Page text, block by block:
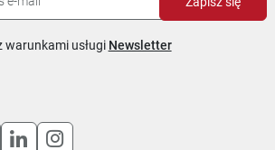
warunkami usługi Newsletter
otworzy się w nowym oknie
link otworzy się w nowym oknie
link otworzy się w nowym
Uwaga, link otworzy się w
Uwaga, link otworzy się w